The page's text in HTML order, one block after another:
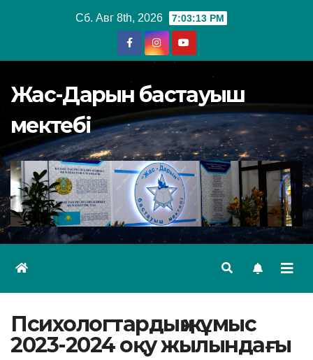
Сб. Авг 8th, 2026 7:03:14 PM
Жас-Дарын бастауыш
мектебі
Психологтардың жұмыс
2023-2024 оқу жылындағы